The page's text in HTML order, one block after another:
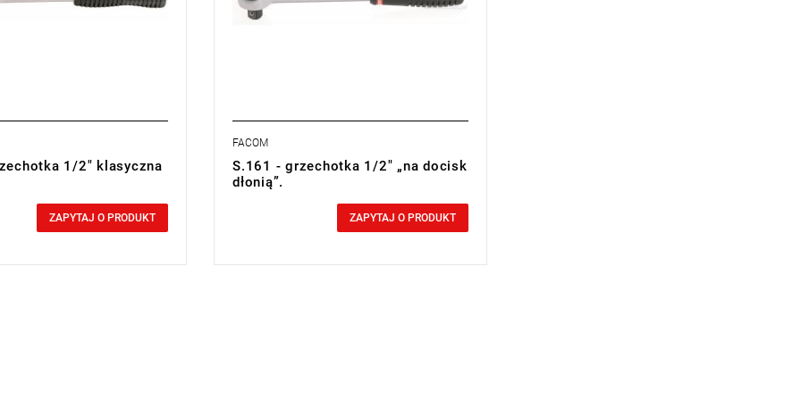
1/2" klasyczna
ZAPYTAJ O PRODUKT
FACOM
S.161 - grzechotka 1/2" „na docisk
dłonią”.
ZAPYTAJ O PRODUKT